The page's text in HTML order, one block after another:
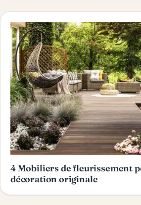
4 Mobiliers de fleurissement
décoration originale